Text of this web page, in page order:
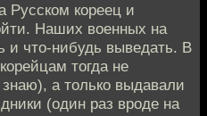
Русском кореец и
Наших военных на
и что-нибудь выведать. В
тогда не
а только выдавали
(один раз вроде на